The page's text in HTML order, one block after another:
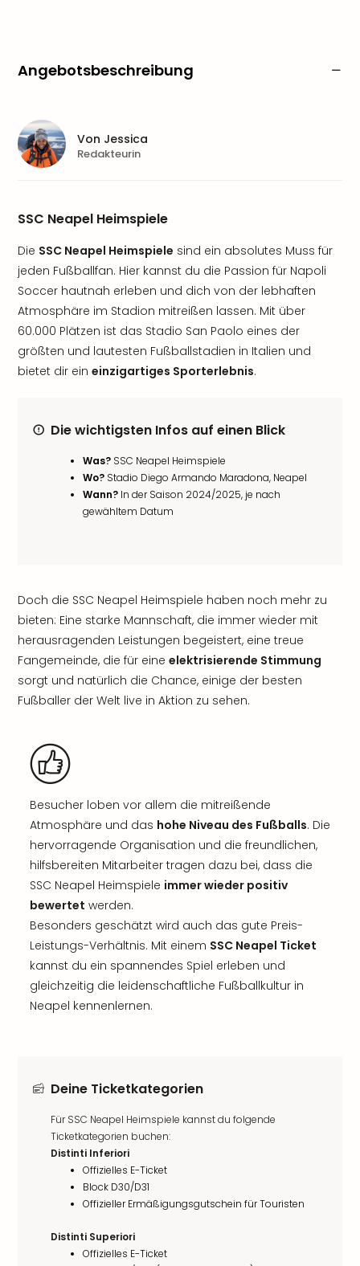
Angebotsbeschreibung
SSC Neapel Heimspiele
Die SSC Neapel Heimspiele sind ein absolutes Muss für
jeden Fußballfan. Hier kannst du die Passion für Napoli
Soccer hautnah erleben und dich von der lebhaften
Atmosphäre im Stadion mitreißen lassen. Mit über
60.000 Plätzen ist das Stadio San Paolo eines der
größten und lautesten Fußballstadien in Italien und
bietet dir ein einzigartiges Sporterlebnis.
Die wichtigsten Infos auf einen Blick
Was? SSC Neapel Heimspiele
Wo? Stadio Diego Armando Maradona, Neapel
Wann? In der Saison 2024/2025, je nach
gewähltem Datum
Doch die SSC Neapel Heimspiele haben noch mehr zu
bieten: Eine starke Mannschaft, die immer wieder mit
herausragenden Leistungen begeistert, eine treue
Fangemeinde, die für eine elektrisierende Stimmung
sorgt und natürlich die Chance, einige der besten
Fußballer der Welt live in Aktion zu sehen.
Besucher loben vor allem die mitreißende
Atmosphäre und das hohe Niveau des Fußballs. Die
hervorragende Organisation und die freundlichen,
hilfsbereiten Mitarbeiter tragen dazu bei, dass die
SSC Neapel Heimspiele immer wieder positiv
bewertet werden.
Besonders geschätzt wird auch das gute Preis-
Leistungs-Verhältnis. Mit einem SSC Neapel Ticket
kannst du ein spannendes Spiel erleben und
gleichzeitig die leidenschaftliche Fußballkultur in
Neapel kennenlernen.
Deine Ticketkategorien
Für SSC Neapel Heimspiele kannst du folgende
Ticketkategorien buchen:
Distinti Inferiori
Offizielles E-Ticket
Block D30/D31
Offizieller Ermäßigungsgutschein für Touristen
Distinti Superiori
Offizielles E-Ticket
Von Jessica
Redakteurin